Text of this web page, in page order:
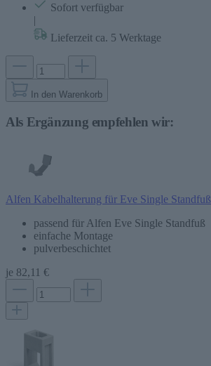
Sofort verfügbar
|
Lieferzeit ca. 5 Werktage
In den Warenkorb
Als Ergänzung empfehlen wir:
Alfen Kabelhalterung für Eve Single Standfuß
passend für Alfen Eve Single Standfuß
einfache Montage
pulverbeschichtet
je 82,11 €